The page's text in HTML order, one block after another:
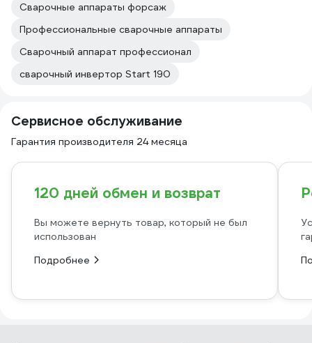
Сварочные аппараты форсаж
Профессиональные сварочные аппараты
Сварочный аппарат профессионал
сварочный инвертор Start 190
Сервисное обслуживание
Гарантия производителя 24 месяца
120 дней обмен и возврат
Вы можете вернуть товар, который не был
использован
Подробнее